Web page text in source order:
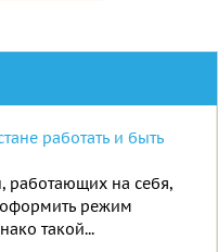
работать и быть
работающих на себя,
оформить режим
такой...